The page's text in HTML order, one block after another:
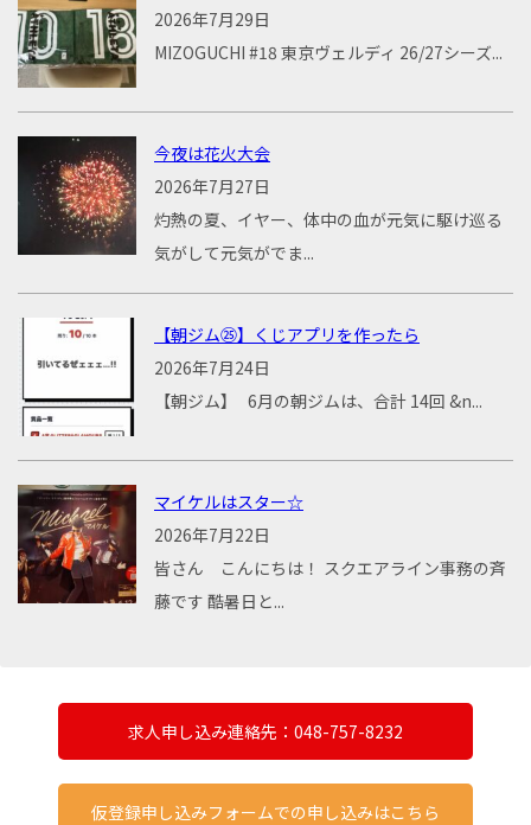
2026年7月29日
MIZOGUCHI #18 東京ヴェルディ 26/27シーズ...
今夜は花火大会
2026年7月27日
灼熱の夏、イヤー、体中の血が元気に駆け巡る
気がして元気がでま...
【朝ジム㉕】くじアプリを作ったら
2026年7月24日
【朝ジム】 6月の朝ジムは、合計 14回 &n...
マイケルはスター☆
2026年7月22日
皆さん こんにちは！ スクエアライン事務の斉
藤です 酷暑日と...
求人申し込み連絡先：048-757-8232
仮登録申し込みフォームでの申し込みはこちら